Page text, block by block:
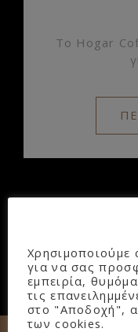
Το Hogar
Χρησιμοποιούμε
για να σας
εμπειρία,
τις
στο "Αποδοχή",
των cookies.